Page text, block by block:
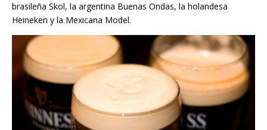
brasileña Skol, la argentina Buenas Ondas, la holandesa
Heineken y la Mexicana Model.